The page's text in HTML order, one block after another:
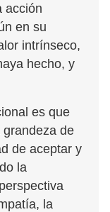
acción
en su
intrínseco,
hecho, y
es que
grandeza de
de aceptar y
la
la